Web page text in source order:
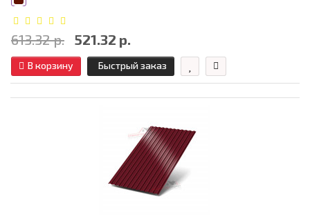
613.32 р. 521.32 р.
В корзину Быстрый заказ